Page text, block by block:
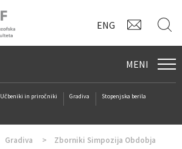
ENG
MENI
Učbeniki in priročniki Gradiva
Stopenjska berila
Gradiva Zborniki Simpozija Obdobja